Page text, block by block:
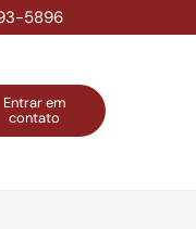
5896
Entrar em
contato